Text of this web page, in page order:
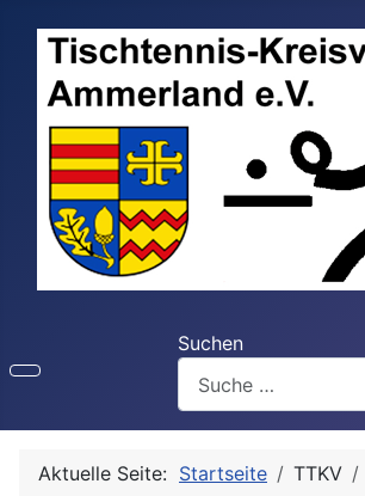
Suchen
Aktuelle Seite: Startseite TTKV